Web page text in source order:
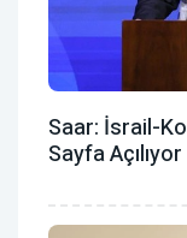
Saar: İsrail-
Sayfa Açılıyor